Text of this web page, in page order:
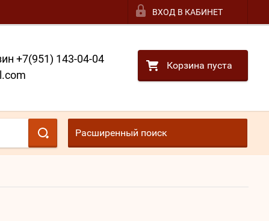
ВХОД В КАБИНЕТ
+7(951) 143-04-04
Корзина пуста
Расширенный поиск